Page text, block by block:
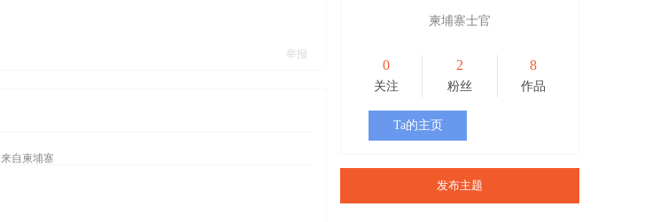
举报
来自柬埔寨
柬埔寨士官
0
关注
2
粉丝
8
作品
Ta的主页
发布主题